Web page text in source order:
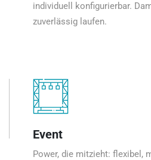
individuell konfigurierbar.
zuverlässig laufen.
Event
Power, die mitzieht: flexibel,